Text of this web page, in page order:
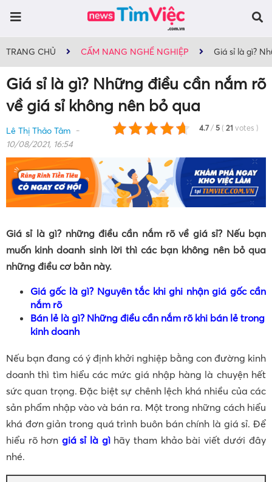
TRANG CHỦ CẨM NANG NGHỀ NGHIỆP Giá sỉ là gì?
Giá sỉ là gì? Những điều cần nắm rõ
về giá sỉ không nên bỏ qua
4.7 / 5 ( 21 votes )
Lê Thị Thảo Tâm
10/08/2021, 16:54
Giá sỉ là gì? những điều cần nắm rõ về giá sỉ? Nếu bạn
muốn kinh doanh sinh lời thì các bạn không nên bỏ qua
những điều cơ bản này.
Giá gốc là gì? Nguyên tắc khi ghi nhận giá gốc cần
nắm rõ
Bán lẻ là gì? Những điều cần nắm rõ khi bán lẻ trong
kinh doanh
Nếu bạn đang có ý định khởi nghiệp bằng con đường kinh
doanh thì tìm hiểu các mức giá nhập hàng là chuyện hết
sức quan trọng. Đặc biệt sự chênh lệch khá nhiều của các
sản phẩm nhập vào và bán ra. Một trong những cách hiểu
khá đơn giản trong quá trình buôn bán chính là giá sỉ. Để
hiểu rõ hơn giá sỉ là gìhãy tham khảo bài viết dưới đây
nhé.